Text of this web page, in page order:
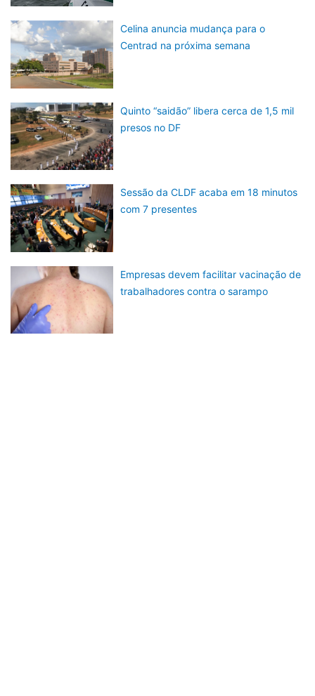
Celina anuncia mudança para o
Centrad na próxima semana
Quinto “saidão” libera cerca de 1,5 mil
presos no DF
Sessão da CLDF acaba em 18 minutos
com 7 presentes
Empresas devem facilitar vacinação de
trabalhadores contra o sarampo